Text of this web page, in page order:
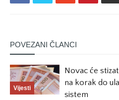
POVEZANI ČLANCI
Vijesti
Novac će
na korak do
sistem